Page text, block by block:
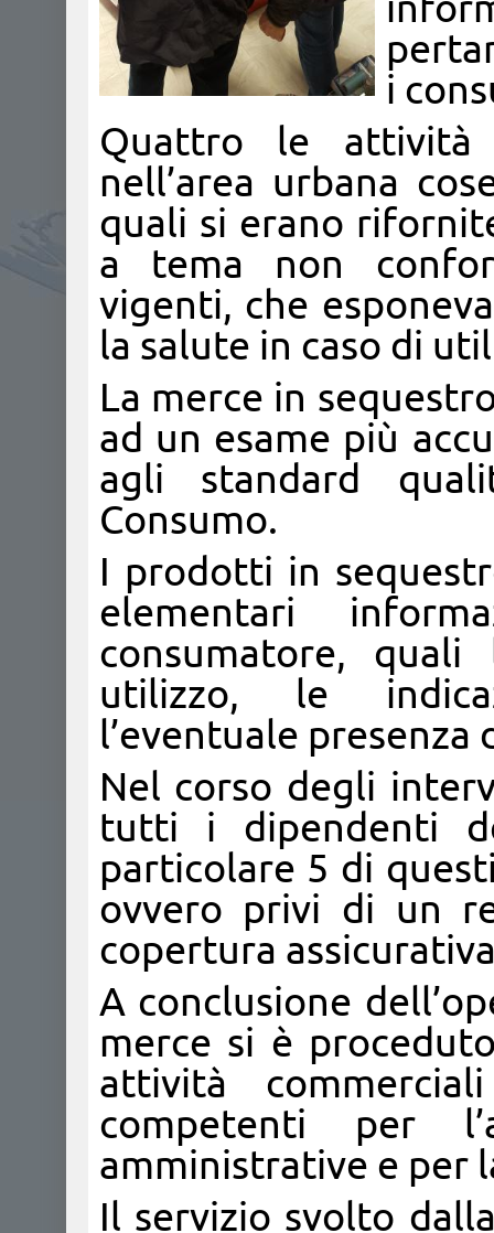
i
Quattro le attività
nell’area urbana
quali si erano
a tema non
vigenti, che
la salute in caso di
La merce in
ad un esame più
agli standard
Consumo.
I prodotti in
elementari
consumatore,
utilizzo, le
l’eventuale
Nel corso degli
tutti i dipendenti
particolare 5 di
ovvero privi di un
copertura
A conclusione
merce si è
attività
competenti per
amministrative e per
Il servizio svolto